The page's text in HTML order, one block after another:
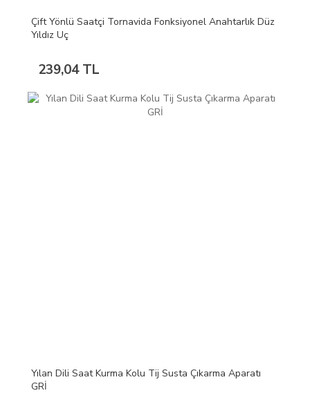
Çift Yönlü Saatçi Tornavida Fonksiyonel Anahtarlık Düz
Yıldız Uç
239,04 TL
Yılan Dili Saat Kurma Kolu Tij Susta Çıkarma Aparatı
GRİ